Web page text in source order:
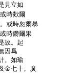
見立如
時欻爾
或時忽爾暴
時欝爾果
故。起
因爲
。如瑜
金七十。廣